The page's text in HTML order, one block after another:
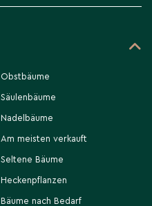
Obstbäume
Säulenbäume
Nadelbäume
Am meisten verkauft
Seltene Bäume
Heckenpflanzen
Bäume nach Bedarf